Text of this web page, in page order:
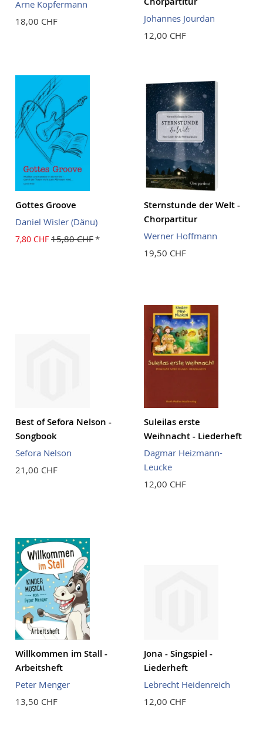
Arne Kopfermann
18,00 CHF
Johannes Jourdan
12,00 CHF
Gottes Groove
Daniel Wisler (Dänu)
7,80 CHF 15,80 CHF
Sternstunde der Welt -
Chorpartitur
Werner Hoffmann
19,50 CHF
Best of Sefora Nelson -
Songbook
Sefora Nelson
21,00 CHF
Suleilas erste
Weihnacht - Liederheft
Dagmar Heizmann-
Leucke
12,00 CHF
Willkommen im Stall -
Arbeitsheft
Peter Menger
13,50 CHF
Jona - Singspiel -
Liederheft
Lebrecht Heidenreich
12,00 CHF